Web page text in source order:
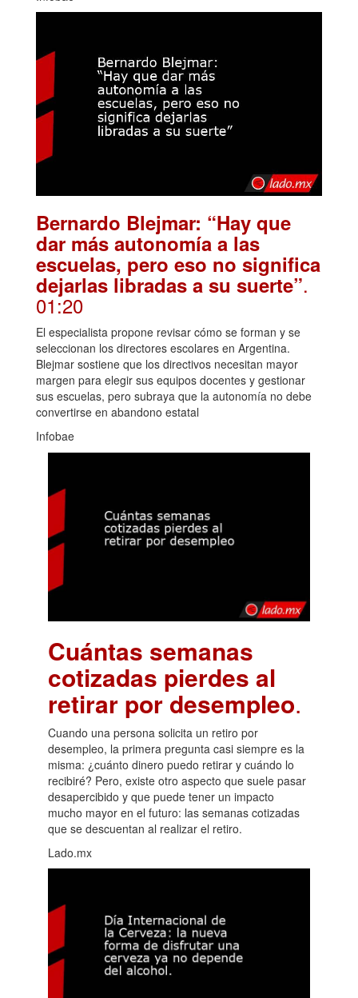
Bernardo Blejmar: “Hay que
dar más autonomía a las
escuelas, pero eso no significa
dejarlas libradas a su suerte”.
01:20
El especialista propone revisar cómo se forman y se
seleccionan los directores escolares en Argentina.
Blejmar sostiene que los directivos necesitan mayor
margen para elegir sus equipos docentes y gestionar
sus escuelas, pero subraya que la autonomía no debe
convertirse en abandono estatal
Infobae
Cuántas semanas
cotizadas pierdes al
retirar por desempleo.
Cuando una persona solicita un retiro por
desempleo, la primera pregunta casi siempre es la
misma: ¿cuánto dinero puedo retirar y cuándo lo
recibiré? Pero, existe otro aspecto que suele pasar
desapercibido y que puede tener un impacto
mucho mayor en el futuro: las semanas cotizadas
que se descuentan al realizar el retiro.
Lado.mx